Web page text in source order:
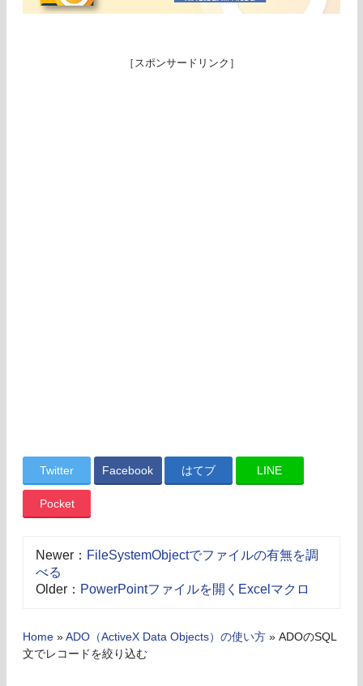
［スポンサードリンク］
Twitter Facebook はてブ LINE
Pocket
Newer： FileSystemObjectでファイルの有無を調
べる
Older： PowerPointファイルを開くExcelマクロ
Home » ADO（ActiveX Data Objects）の使い方 » ADOのSQL
文でレコードを絞り込む